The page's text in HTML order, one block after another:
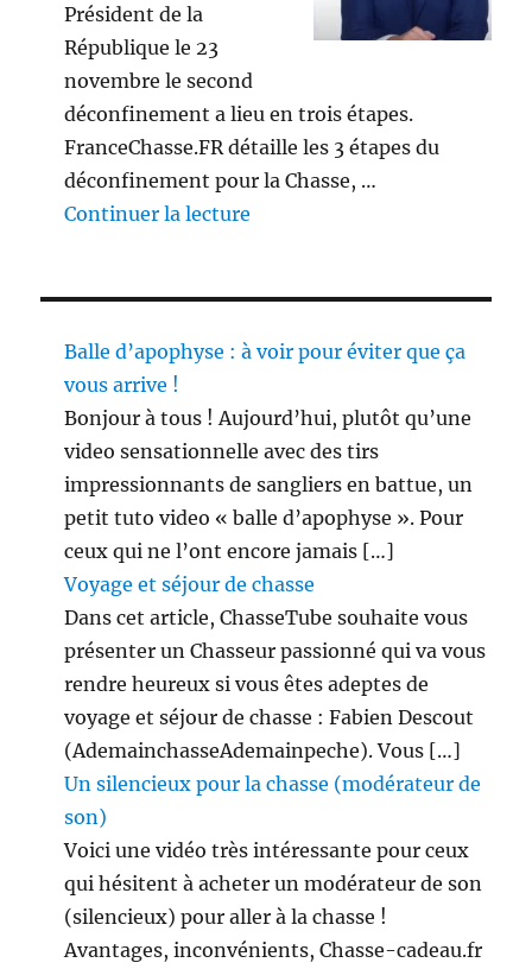
Président de la
République le 23
novembre le second
déconfinement a lieu en trois étapes.
FranceChasse.FR détaille les 3 étapes du
déconfinement pour la Chasse, …
Continuer la lecture
Balle d’apophyse : à voir pour éviter que ça
vous arrive !
Bonjour à tous ! Aujourd’hui, plutôt qu’une
video sensationnelle avec des tirs
impressionnants de sangliers en battue, un
petit tuto video « balle d’apophyse ». Pour
ceux qui ne l’ont encore jamais […]
Voyage et séjour de chasse
Dans cet article, ChasseTube souhaite vous
présenter un Chasseur passionné qui va vous
rendre heureux si vous êtes adeptes de
voyage et séjour de chasse : Fabien Descout
(AdemainchasseAdemainpeche). Vous […]
Un silencieux pour la chasse (modérateur de
son)
Voici une vidéo très intéressante pour ceux
qui hésitent à acheter un modérateur de son
(silencieux) pour aller à la chasse !
Avantages, inconvénients, Chasse-cadeau.fr